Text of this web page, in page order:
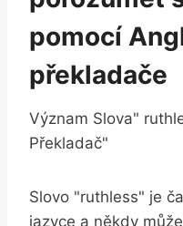
pomocí
překladače
Význam Slova"
Překladač"
Slovo "ruthless" je
jazyce a někdy